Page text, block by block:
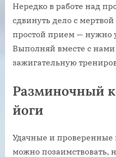
Нередко в работе над
сдвинуть дело с
простой прием — нужно
Выполняй вместе с
зажигательную
Разминочный
йоги
Удачные и
можно позаимствовать,